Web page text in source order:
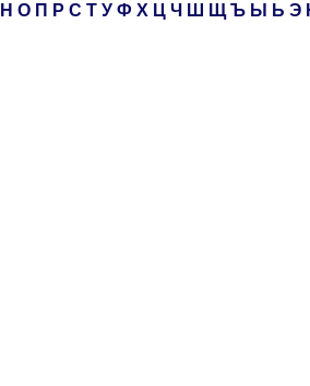
Н О П Р С Т У Ф Х Ц Ч Ш Щ Ъ Ы Ь Э